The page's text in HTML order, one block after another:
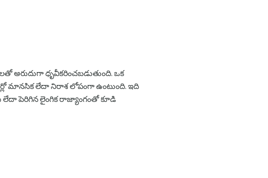
ధృవీకరించబడుతుంది. ఒక
మానసిక లేదా నిరాశ లోపంగా ఉంటుంది. ఇది
లేదా పెరిగిన లైంగిక రాజ్యాంగంతో కూడి